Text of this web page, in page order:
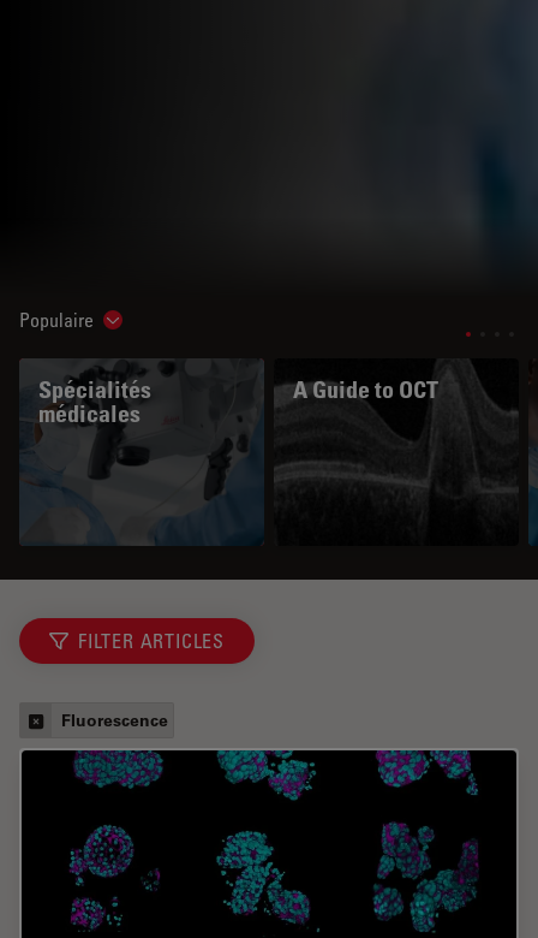
Populaire Show subnavigation
Spécialités
médicales
A Guide to OCT
FILTER ARTICLES
Fluorescence